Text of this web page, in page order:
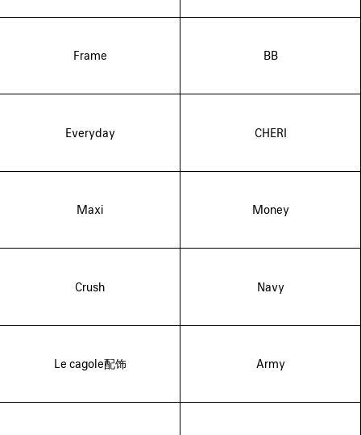
Frame BB
Everyday CHERI
Maxi Money
Crush Navy
Le cagole配饰 Army